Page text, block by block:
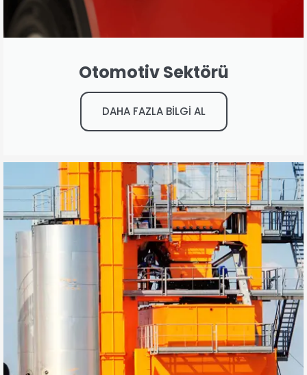
Otomotiv Sektörü
DAHA FAZLA BİLGİ AL